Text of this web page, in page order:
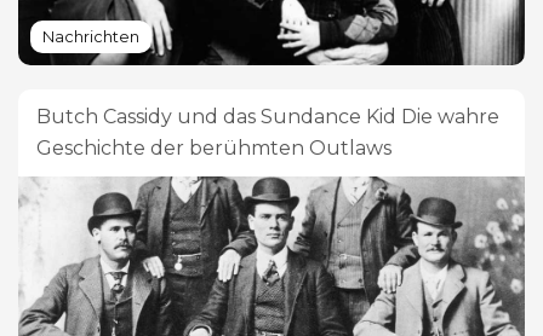
Nachrichten
Butch Cassidy und das Sundance Kid Die wahre
Geschichte der berühmten Outlaws